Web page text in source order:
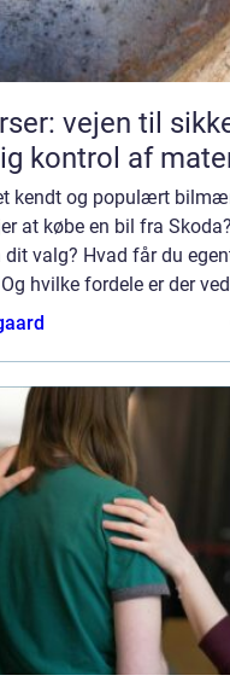
vejen til
kontrol af
kendt og populært
at købe en bil fra
dit valg? Hvad får du
hvilke fordele er der
meget mere i denne